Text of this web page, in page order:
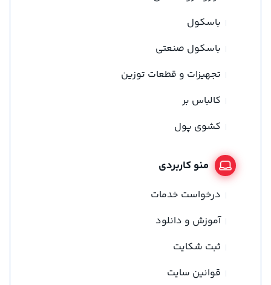
باسکول
باسکول صنعتی
تجهیزات و قطعات توزین
کالباس بر
کشوی پول
منو کاربردی
درخواست خدمات
آموزش و دانلود
ثبت شکایت
قوانین سایت